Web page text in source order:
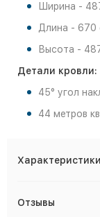
Ширина -
Длина - 670
Высота -
Детали кровли:
45° угол
44 метров
Характеристики
Отзывы